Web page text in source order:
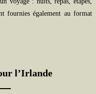
fournies également au format
l’Irlande